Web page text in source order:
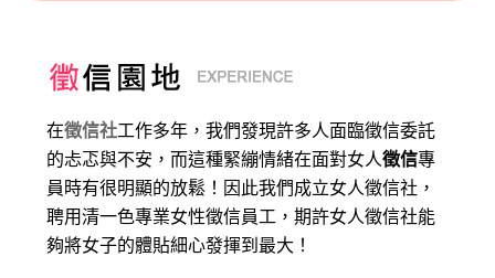
在徵信社工作多年，我們發現許多人面臨徵信委託
的忐忑與不安，而這種緊繃情緒在面對女人徵信專
員時有很明顯的放鬆！因此我們成立女人徵信社，
聘用清一色專業女性徵信員工，期許女人徵信社能
夠將女子的體貼細心發揮到最大 ！